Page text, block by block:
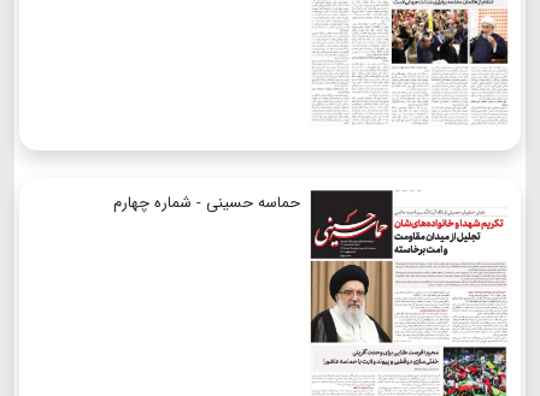
حماسه حسینی - شماره چهارم